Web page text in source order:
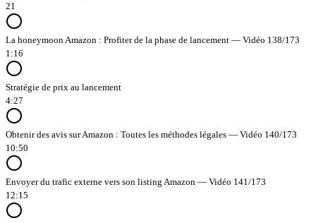
21
La honeymoon Amazon : Profiter de la phase de lancement — Vidéo 138/173
1:16
Stratégie de prix au lancement
4:27
Obtenir des avis sur Amazon : Toutes les méthodes légales — Vidéo 140/173
10:50
Envoyer du trafic externe vers son listing Amazon — Vidéo 141/173
12:15